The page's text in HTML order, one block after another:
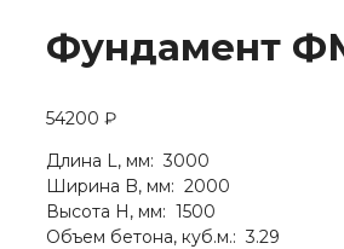
Фундамент
54200 ₽
Длина L, мм: 3000
Ширина B, мм: 2000
Высота H, мм: 1500
Объем бетона, куб.м.: 3.29